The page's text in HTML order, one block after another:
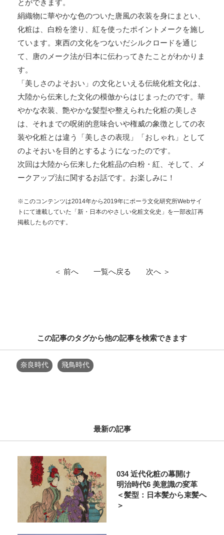
とができます。
絹織物に華やかな色のついた唐風の衣装を身にまとい、
化粧は、白粉を塗り、紅を使ったポイントメークを施し
ています。東西の文化をつないだシルクロードを通じ
て、唐のメーク法が日本に伝わってきたことがわかりま
す。
「美しさのよそおい」の文化といえる伝統化粧文化は、
大陸から伝来した文化の模倣からはじまったのです。華
やかな衣装、艶やかな髪型や整えられた化粧の美しさ
は、それまでの呪術的意味合いや権威の象徴としての衣
装や化粧とは違う「美しさの表現」「おしゃれ」として
のよそおいを目的とするようになったのです。
次回は大陸から伝来した化粧品の白粉・紅、そして、メ
ークアップ法に関するお話です。お楽しみに！
※このコンテンツは2014年から2019年にポーラ文化研究所Webサイ
トにて連載していた「新・日本のやさしい化粧文化史」を一部改訂再
掲載したものです。
＜ 前へ 一覧へ戻る 次へ ＞
この記事のタグから他の記事を検索できます
奈良時代 飛鳥時代
最新の記事
034 近代化粧の幕開け
明治時代6 美意識の変革
＜髪型：日本髪から束髪へ
＞